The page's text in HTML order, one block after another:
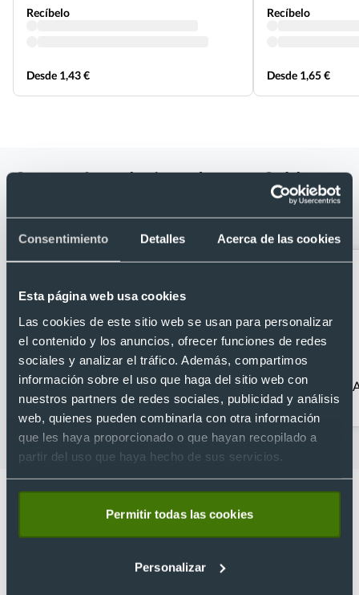
Consentimiento Detalles Acerca de las cookies
Esta página web usa cookies
Las cookies de este sitio web se usan para personalizar
el contenido y los anuncios, ofrecer funciones de redes
sociales y analizar el tráfico. Además, compartimos
información sobre el uso que haga del sitio web con
nuestros partners de redes sociales, publicidad y análisis
web, quienes pueden combinarla con otra información
que les haya proporcionado o que hayan recopilado a
partir del uso que haya hecho de sus servicios.
Permitir todas las cookies
Personalizar
Recíbelo
Desde 1,43 €
Recíbelo
Desde 1,65 €
Categorías relacionadas con Cable
cargador multifunción personalizado
Accesorios Tablet Gadgets para PC
Lo que dicen nuestros clientes